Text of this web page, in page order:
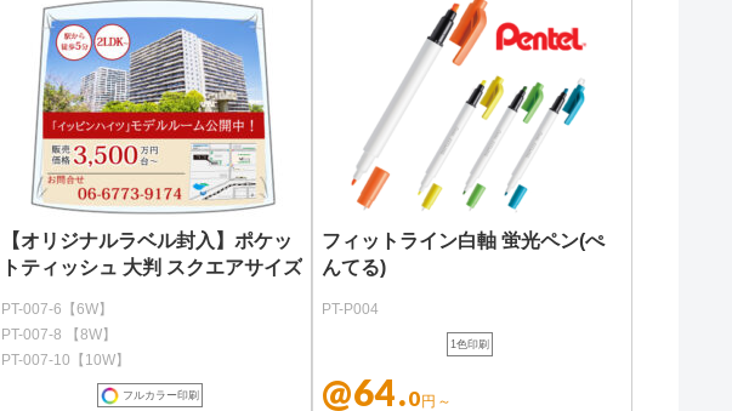
【オリジナルラベル封入】ポケッ
トティッシュ 大判 スクエアサイズ
PT-007-6【6W】
PT-007-8 【8W】
PT-007-10【10W】
フルカラー印刷
フィットライン白軸 蛍光ペン(ぺ
んてる)
PT-P004
1色印刷
@64.0円～